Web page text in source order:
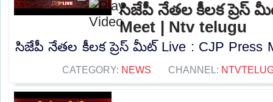
సిజేపీ నేతల కీలక ప్రెస్
Meet | Ntv telugu
సిజేపీ నేతల కీలక ప్రెస్ మీట్ Live : CJP Press
CATEGORY: NEWS CHANNEL: